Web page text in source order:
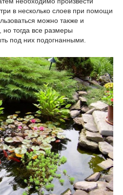
в несколько слоев при помощи
можно также и
но тогда все размеры
под них подогнанными.